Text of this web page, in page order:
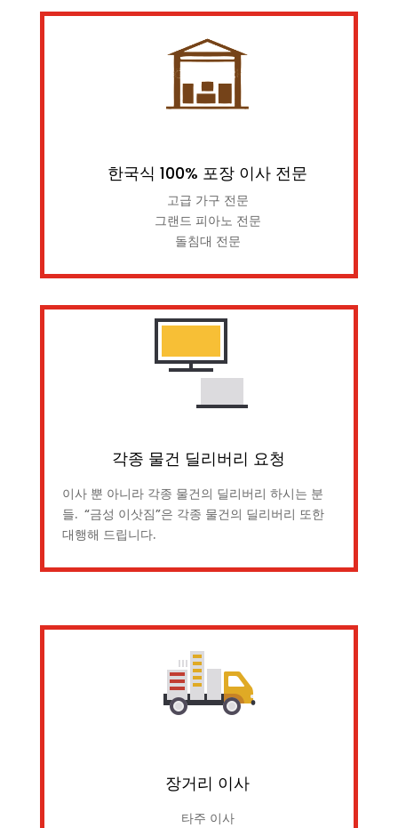
한국식 100% 포장 이사 전문
고급 가구 전문
그랜드 피아노 전문
돌침대 전문
각종 물건 딜리버리 요청
이사 뿐 아니라 각종 물건의 딜리버리 하시는 분
들. “금성 이삿짐”은 각종 물건의 딜리버리 또한
대행해 드립니다.
장거리 이사
타주 이사